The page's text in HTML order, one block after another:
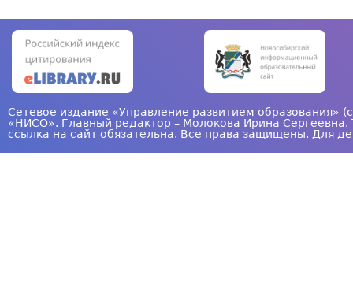
Сетевое издание «Управление развитием
«НИСО». Главный редактор – Молокова Ирина
ссылка на сайт обязательна. Все права защищены. Для